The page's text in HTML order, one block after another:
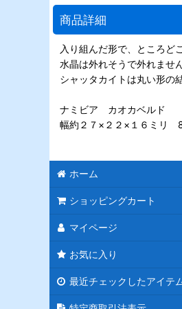
商品詳細
入り組んだ形で、ところど
水晶は外れそうで外れません
シャッタカイトは丸い形の
ナミビア カオカベルド
幅約２７×２２×１６ミリ
ホーム
ショッピングカート
マイページ
お気に入り
最近チェックしたアイテ